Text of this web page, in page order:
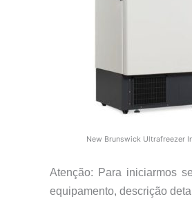
New Brunswick Ultrafreezer
Atenção: Para iniciarmos
equipamento, descrição